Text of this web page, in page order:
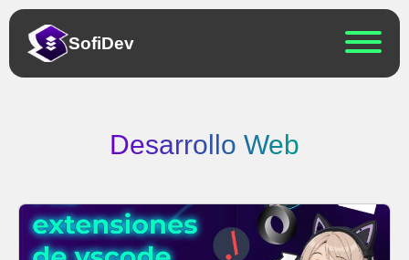
SofiDev
Desarrollo Web